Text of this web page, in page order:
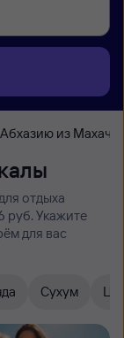
из
отдыха
руб. Укажите
для вас
Сухум